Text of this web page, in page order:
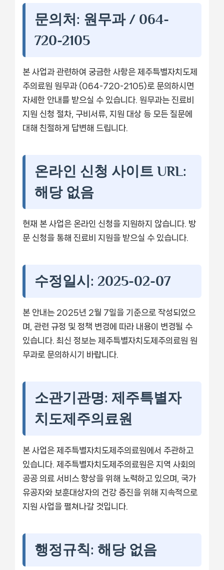
문의처: 원무과 / 064-
720-2105
본 사업과 관련하여 궁금한 사항은 제주특별자치도제
주의료원 원무과 (064-720-2105)로 문의하시면
자세한 안내를 받으실 수 있습니다. 원무과는 진료비
지원 신청 절차, 구비서류, 지원 대상 등 모든 질문에
대해 친절하게 답변해 드립니다.
온라인 신청 사이트 URL:
해당 없음
현재 본 사업은 온라인 신청을 지원하지 않습니다. 방
문 신청을 통해 진료비 지원을 받으실 수 있습니다.
수정일시: 2025-02-07
본 안내는 2025년 2월 7일을 기준으로 작성되었으
며, 관련 규정 및 정책 변경에 따라 내용이 변경될 수
있습니다. 최신 정보는 제주특별자치도제주의료원 원
무과로 문의하시기 바랍니다.
소관기관명: 제주특별자
치도제주의료원
본 사업은 제주특별자치도제주의료원에서 주관하고
있습니다. 제주특별자치도제주의료원은 지역 사회의
공공 의료 서비스 향상을 위해 노력하고 있으며, 국가
유공자와 보훈대상자의 건강 증진을 위해 지속적으로
지원 사업을 펼쳐나갈 것입니다.
행정규칙: 해당 없음